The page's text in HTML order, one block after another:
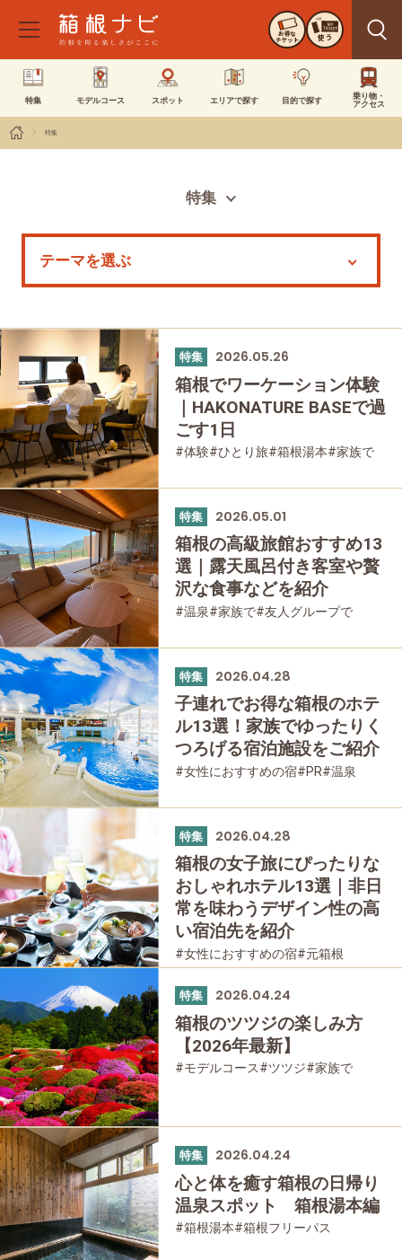
お得な
チケット 使う
特集 モデルコース スポット エリアで探す 目的で探す
乗り物・
アクセス
特集
特集
モデルコース
特集 2026.05.26
箱根でワーケーション体験
｜HAKONATURE BASEで過
ごす1日
#体験#ひとり旅#箱根湯本#家族で
特集 2026.05.01
箱根の高級旅館おすすめ13
選｜露天風呂付き客室や贅
沢な食事などを紹介
#温泉#家族で#友人グループで
特集 2026.04.28
子連れでお得な箱根のホテ
ル13選！家族でゆったりく
つろげる宿泊施設をご紹介
#女性におすすめの宿#PR#温泉
#母と娘で
特集 2026.04.28
箱根の女子旅にぴったりな
おしゃれホテル13選｜非日
常を味わうデザイン性の高
い宿泊先を紹介
#女性におすすめの宿#元箱根
#箱根湯本#宮ノ下#強羅#仙石原
#桃源台#温泉#友人グループで
#宿泊
特集 2026.04.24
箱根のツツジの楽しみ方
【2026年最新】
#モデルコース#ツツジ#家族で
特集 2026.04.24
心と体を癒す箱根の日帰り
温泉スポット 箱根湯本編
#箱根湯本#箱根フリーパス